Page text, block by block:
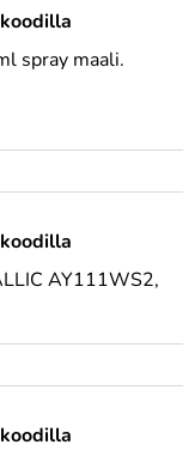
spray maali.
AY111WS2,